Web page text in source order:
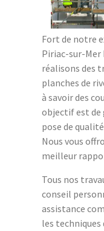
Fort de notre
Piriac-sur-Mer
réalisons des
planches de
à savoir des
objectif est de
pose de
Nous vous
meilleur
Tous nos
conseil
assistance
les